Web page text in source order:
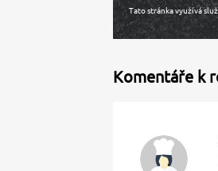
Tato stránka využívá
Komentáře k